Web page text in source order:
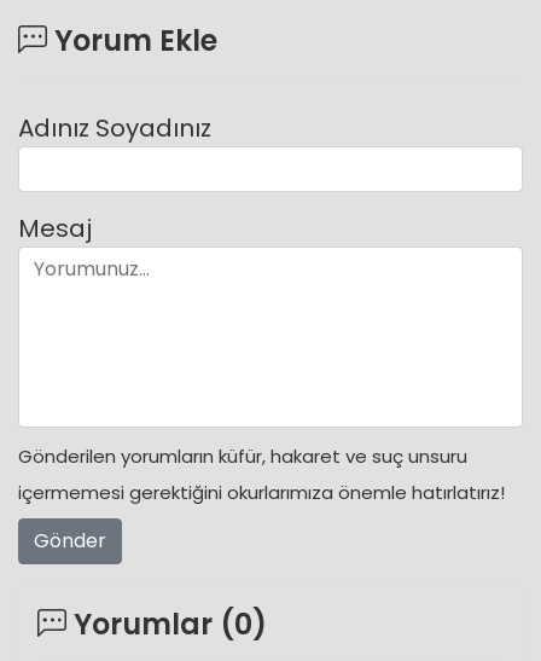
Yorum Ekle
Adınız Soyadınız
Mesaj
Gönderilen yorumların küfür, hakaret ve suç unsuru
içermemesi gerektiğini okurlarımıza önemle hatırlatırız!
Gönder
Yorumlar (0)